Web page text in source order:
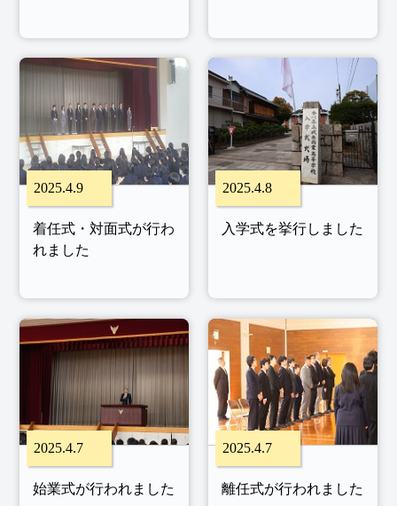
2025.4.9
着任式・対面式が行わ
れました
2025.4.8
入学式を挙行しました
2025.4.7
始業式が行われました
2025.4.7
離任式が行われました